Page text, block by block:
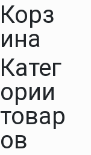
Корз
ина
Катег
ории
товар
ов